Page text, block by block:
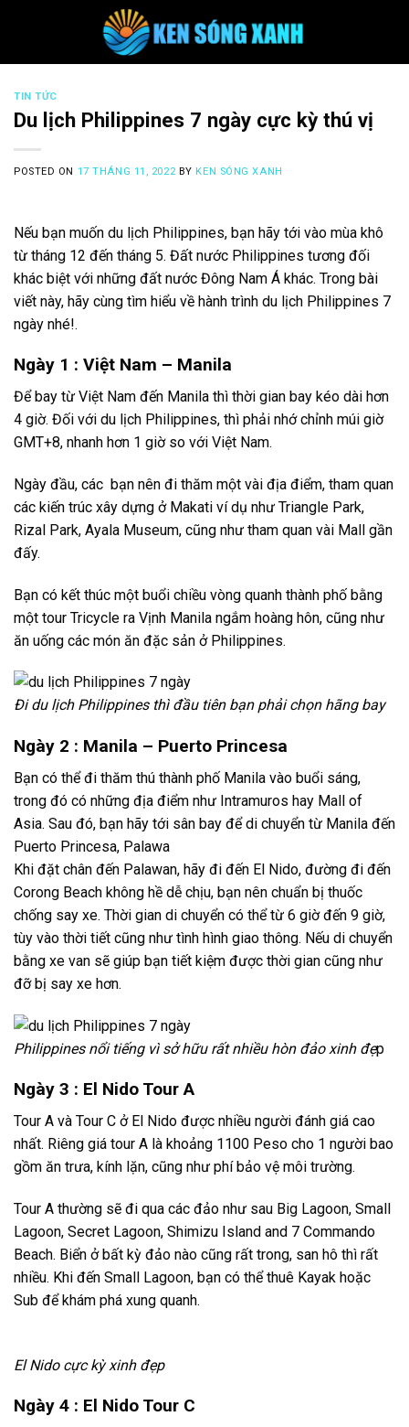
TIN TỨC
Du lịch Philippines 7 ngày cực kỳ thú vị
POSTED ON 17 THÁNG 11, 2022 BY KEN SÓNG XANH
Nếu bạn muốn du lịch Philippines, bạn hãy tới vào mùa khô
từ tháng 12 đến tháng 5. Đất nước Philippines tương đối
khác biệt với những đất nước Đông Nam Á khác. Trong bài
viết này, hãy cùng tìm hiểu về hành trình du lịch Philippines 7
ngày nhé!.
Ngày 1 : Việt Nam – Manila
Để bay từ Việt Nam đến Manila thì thời gian bay kéo dài hơn
4 giờ. Đối với du lịch Philippines, thì phải nhớ chỉnh múi giờ
GMT+8, nhanh hơn 1 giờ so với Việt Nam.
Ngày đầu, các bạn nên đi thăm một vài địa điểm, tham quan
các kiến trúc xây dựng ở Makati ví dụ như Triangle Park,
Rizal Park, Ayala Museum, cũng như tham quan vài Mall gần
đấy.
Bạn có kết thúc một buổi chiều vòng quanh thành phố bằng
một tour Tricycle ra Vịnh Manila ngắm hoàng hôn, cũng như
ăn uống các món ăn đặc sản ở Philippines.
Đi du lịch Philippines thì đầu tiên bạn phải chọn hãng bay
Ngày 2 : Manila – Puerto Princesa
Bạn có thể đi thăm thú thành phố Manila vào buổi sáng,
trong đó có những địa điểm như Intramuros hay Mall of
Asia. Sau đó, bạn hãy tới sân bay để di chuyển từ Manila đến
Puerto Princesa, Palawa
Khi đặt chân đến Palawan, hãy đi đến El Nido, đường đi đến
Corong Beach không hề dễ chịu, bạn nên chuẩn bị thuốc
chống say xe. Thời gian di chuyển có thể từ 6 giờ đến 9 giờ,
tùy vào thời tiết cũng như tình hình giao thông. Nếu di chuyển
bằng xe van sẽ giúp bạn tiết kiệm được thời gian cũng như
đỡ bị say xe hơn.
Philippines nổi tiếng vì sở hữu rất nhiều hòn đảo xinh đẹp
Ngày 3 : El Nido Tour A
Tour A và Tour C ở El Nido được nhiều người đánh giá cao
nhất. Riêng giá tour A là khoảng 1100 Peso cho 1 người bao
gồm ăn trưa, kính lặn, cũng như phí bảo vệ môi trường.
Tour A thường sẽ đi qua các đảo như sau Big Lagoon, Small
Lagoon, Secret Lagoon, Shimizu Island and 7 Commando
Beach. Biển ở bất kỳ đảo nào cũng rất trong, san hô thì rất
nhiều. Khi đến Small Lagoon, bạn có thể thuê Kayak hoặc
Sub để khám phá xung quanh.
El Nido cực kỳ xinh đẹp
Ngày 4 : El Nido Tour C